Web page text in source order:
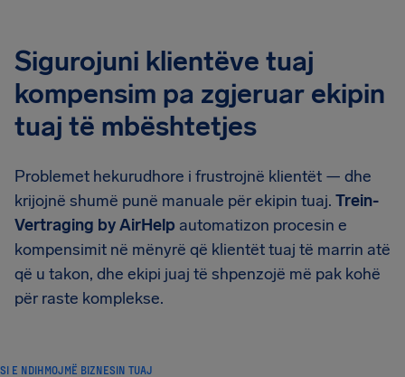
Sigurojuni klientëve tuaj
kompensim pa zgjeruar ekipin
tuaj të mbështetjes
Problemet hekurudhore i frustrojnë klientët — dhe
krijojnë shumë punë manuale për ekipin tuaj. Trein-
Vertraging by AirHelp automatizon procesin e
kompensimit në mënyrë që klientët tuaj të marrin atë
që u takon, dhe ekipi juaj të shpenzojë më pak kohë
për raste komplekse.
SI E NDIHMOJMË BIZNESIN TUAJ